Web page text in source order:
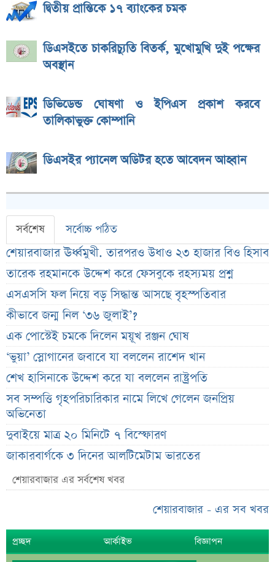
দ্বিতীয় প্রান্তিকে ১৭ ব্যাংকের চমক
ডিএসইতে চাকরিচ্যুতি বিতর্ক, মুখোমুখি দুই পক্ষের
অবস্থান
ডিভিডেন্ড ঘোষণা ও ইপিএস প্রকাশ করবে
তালিকাভুক্ত কোম্পানি
ডিএসইর প্যানেল অডিটর হতে আবেদন আহ্বান
সর্বশেষ সর্বোচ্চ পঠিত
শেয়ারবাজার ঊর্ধ্বমুখী. তারপরও উধাও ২৩ হাজার বিও হিসাব
তারেক রহমানকে উদ্দেশ করে ফেসবুকে রহস্যময় প্রশ্ন
এসএসসি ফল নিয়ে বড় সিদ্ধান্ত আসছে বৃহস্পতিবার
কীভাবে জন্ম নিল ‘৩৬ জুলাই’?
এক পোস্টেই চমকে দিলেন ময়ূখ রঞ্জন ঘোষ
‘ভুয়া’ স্লোগানের জবাবে যা বললেন রাশেদ খান
শেখ হাসিনাকে উদ্দেশ করে যা বললেন রাষ্ট্রপতি
সব সম্পত্তি গৃহপরিচারিকার নামে লিখে গেলেন জনপ্রিয়
অভিনেতা
দুবাইয়ে মাত্র ২০ মিনিটে ৭ বিস্ফোরণ
জাকারবার্গকে ৩ দিনের আলটিমেটাম ভারতের
সরকারি ওয়েবসাইটে ‘Error 503’, কারণ জানালেন
উপদেষ্টা
ব্যাংক কর্মকর্তার অভিযোগে তোলপাড়, অব্যাহতি এনসিপি
নেতার
ভাইরাল ‘৪ দিনের ছুটি’ দাবির ব্যাখ্যা দিল জনপ্রশাসন
শেয়ারবাজার এর সর্বশেষ খবর
শেয়ারবাজার - এর সব খবর
প্রচ্ছদ আর্কাইভ বিজ্ঞাপন